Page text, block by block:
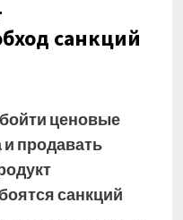
санкций
ценовые
продавать
санкций